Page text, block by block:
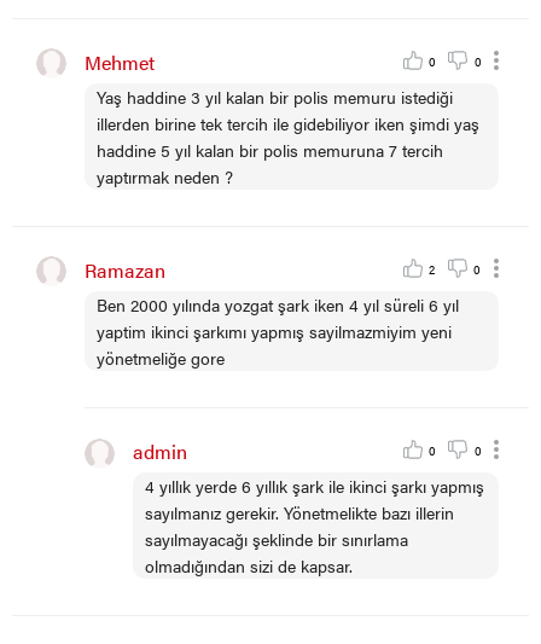
Mehmet 0 0
Yaş haddine 3 yıl kalan bir polis memuru istediği
illerden birine tek tercih ile gidebiliyor iken şimdi yaş
haddine 5 yıl kalan bir polis memuruna 7 tercih
yaptırmak neden ?
Ramazan 2 0
Ben 2000 yılında yozgat şark iken 4 yıl süreli 6 yıl
yaptim ikinci şarkımı yapmış sayilmazmiyim yeni
yönetmeliğe gore
admin 0 0
4 yıllık yerde 6 yıllık şark ile ikinci şarkı yapmış
sayılmanız gerekir. Yönetmelikte bazı illerin
sayılmayacağı şeklinde bir sınırlama
olmadığından sizi de kapsar.